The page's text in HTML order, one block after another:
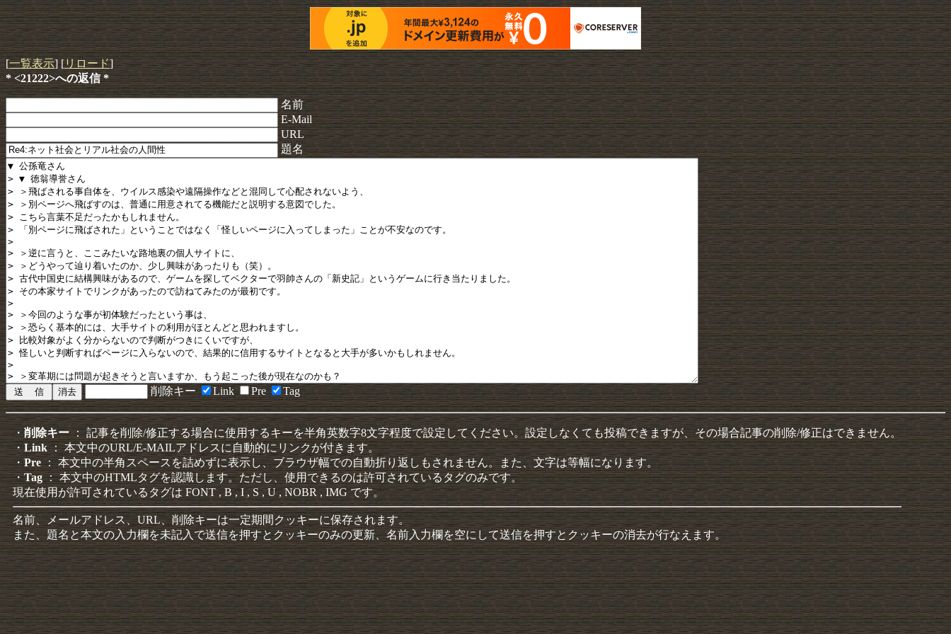
[一覧表示] [リロード]
* <21222>への返信 *
名前
E-Mail
URL
題名
削除キー Link Pre Tag
・ 削除キー： 記事を削除/修正する場合に使用するキーを半角英数字8文字程度で設定してください。設定しなくても投稿できますが、その場合記事の削除/修正はできません。
・Link： 本文中のURL/E-MAILアドレスに自動的にリンクが付きます。
・Pre ： 本文中の半角スペースを詰めずに表示し、ブラウザ幅での自動折り返しもされません。また、文字は等幅になります。
・Tag： 本文中のHTMLタグを認識します。ただし、使用できるのは許可されているタグのみです。
現在使用が許可されているタグは FONT , B , I , S , U , NOBR , IMG です。
名前、メールアドレス、URL、削除キーは一定期間クッキーに保存されます。
また、題名と本文の入力欄を未記入で送信を押すとクッキーのみの更新、名前入力欄を空にして送信を押すとクッキーの消去が行なえます。